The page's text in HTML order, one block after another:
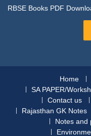
RBSE Books PDF
Home
SA PAPER/
Contact us
Rajasthan GK Notes
Notes and